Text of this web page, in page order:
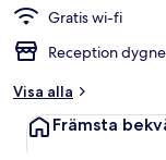
Gratis wi-fi
Reception
Visa alla
Främsta